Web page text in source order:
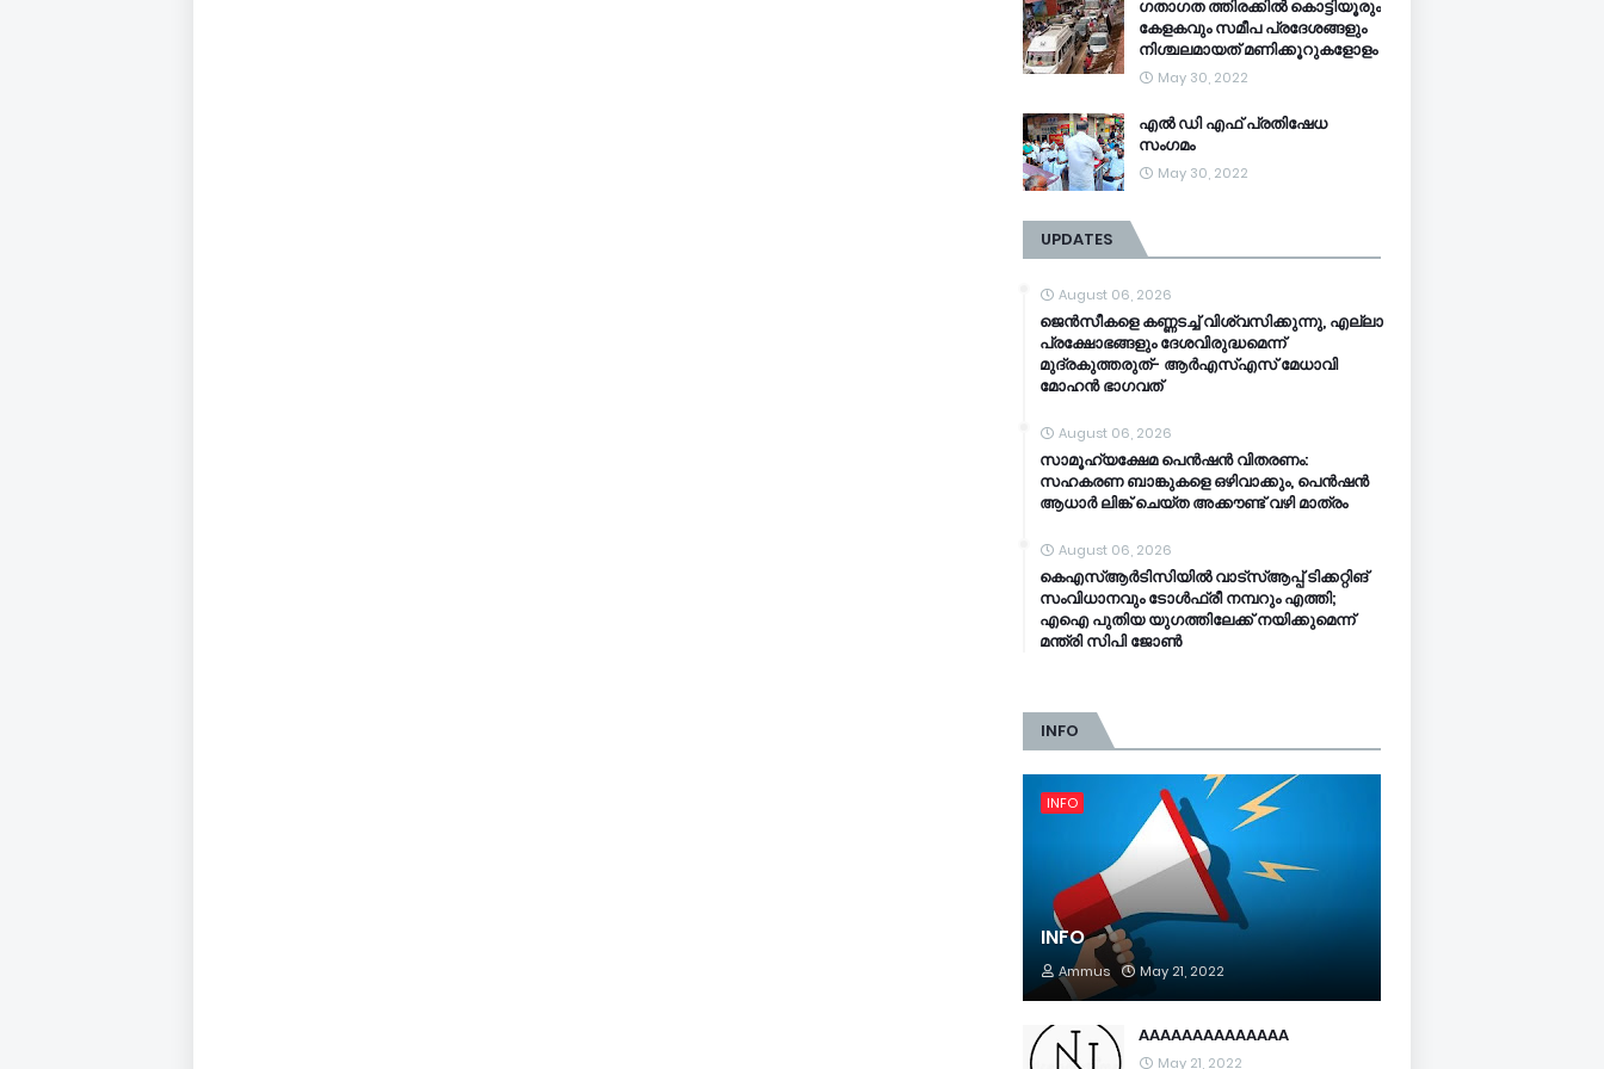
ഗതാഗത ത്തിരക്കിൽ കൊട്ടിയൂരും
കേളകവും സമീപ പ്രദേശങ്ങളും
നിശ്ചലമായത് മണിക്കൂറുകളോളം
May 30, 2022
എൽ ഡി എഫ് പ്രതിഷേധ
സംഗമം
May 30, 2022
UPDATES
August 06, 2026
ജെൻസീകളെ കണ്ണടച്ച് വിശ്വസിക്കുന്നു, എല്ലാ
പ്രക്ഷോഭങ്ങളും ദേശവിരുദ്ധമെന്ന്
മുദ്രകുത്തരുത്- ആർഎസ്എസ് മേധാവി
മോഹൻ ഭാ​ഗവത്
August 06, 2026
സാമൂ​ഹ്യക്ഷേമ പെൻഷൻ വിതരണം:
സഹകരണ ബാങ്കുകളെ ഒഴിവാക്കും, പെൻഷൻ
ആധാർ‌ ലിങ്ക് ചെയ്ത അക്കൗണ്ട് വഴി മാത്രം
August 06, 2026
കെഎസ്ആര്‍ടിസിയിൽ വാട്‌സ്ആപ്പ് ടിക്കറ്റിങ്
സംവിധാനവും ടോൾഫ്രീ നമ്പറും എത്തി;
എഐ പുതിയ യുഗത്തിലേക്ക് നയിക്കുമെന്ന്
മന്ത്രി സിപി ജോൺ
INFO
INFO
INFO
Ammus May 21, 2022
AAAAAAAAAAAAAA
May 21, 2022